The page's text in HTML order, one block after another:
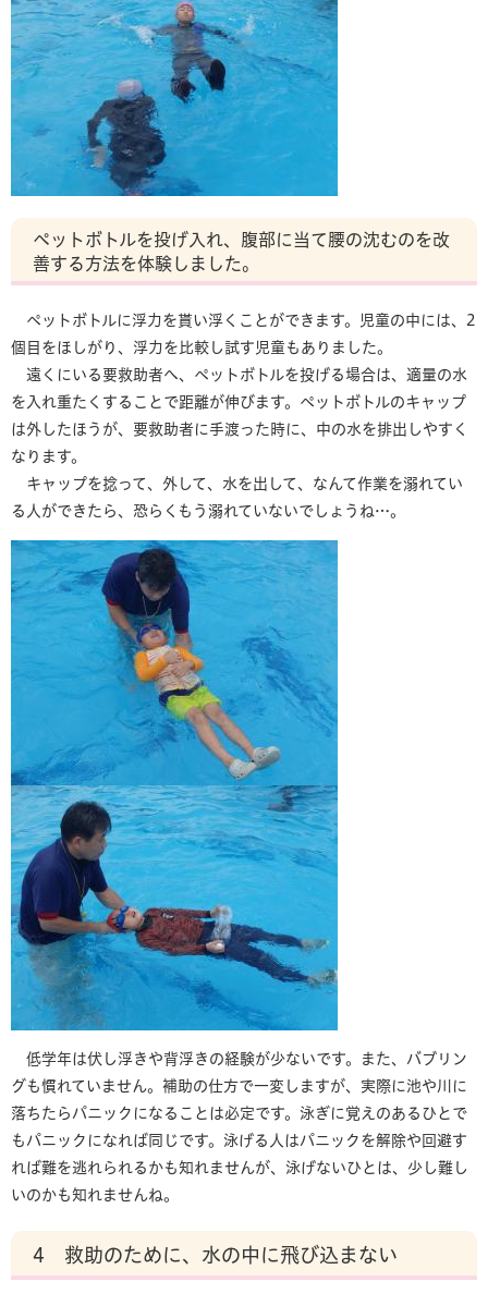
ペットボトルを投げ入れ、腹部に当て腰の沈むのを改
善する方法を体験しました。
ペットボトルに浮力を貰い浮くことができます。児童の中には、2
個目をほしがり、浮力を比較し試す児童もありました。
遠くにいる要救助者へ、ペットボトルを投げる場合は、適量の水
を入れ重たくすることで距離が伸びます。ペットボトルのキャップ
は外したほうが、要救助者に手渡った時に、中の水を排出しやすく
なります。
キャップを捻って、外して、水を出して、なんて作業を溺れてい
る人ができたら、恐らくもう溺れていないでしょうね…。
低学年は伏し浮きや背浮きの経験が少ないです。また、バブリン
グも慣れていません。補助の仕方で一変しますが、実際に池や川に
落ちたらパニックになることは必定です。泳ぎに覚えのあるひとで
もパニックになれば同じです。泳げる人はパニックを解除や回避す
れば難を逃れられるかも知れませんが、泳げないひとは、少し難し
いのかも知れませんね。
4 救助のために、水の中に飛び込まない